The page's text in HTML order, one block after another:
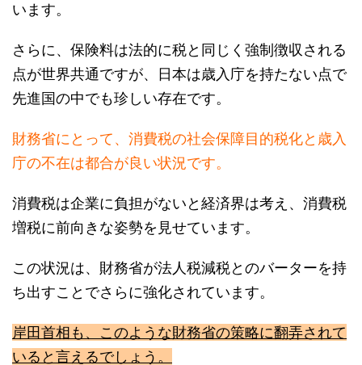
さらに、保険料は法的に税と同じく強制徴収される
点が世界共通ですが、日本は歳入庁を持たない点で
先進国の中でも珍しい存在です。
財務省にとって、消費税の社会保障目的税化と歳入
庁の不在は都合が良い状況です。
消費税は企業に負担がないと経済界は考え、消費税
増税に前向きな姿勢を見せています。
この状況は、財務省が法人税減税とのバーターを持
ち出すことでさらに強化されています。
岸田首相も、このような財務省の策略に翻弄されて
いると言えるでしょう。